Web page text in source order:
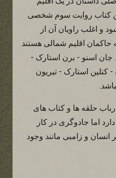
کتاب روایت سوم شخصی
و اغلب راویان آن از
حاکمان اقلیم شمالی هستند
جان اسنو - برن استارک -
کتلین استارک - تیریون
حلقه ها و کتاب های
اما جادوگری در کار
و زامبی مانند وجود